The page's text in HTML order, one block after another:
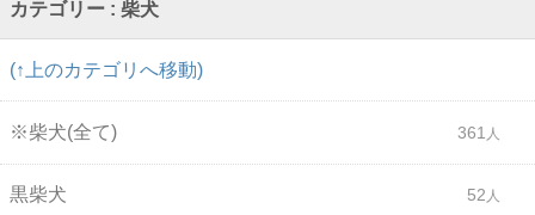
カテゴリー : 柴犬
(↑上のカテゴリへ移動)
※柴犬(全て) 361
黒柴犬 52